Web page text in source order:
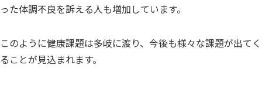
った体調不良を訴える人も増加しています。
このように健康課題は多岐に渡り、今後も様々な課題が出てく
ることが見込まれます。